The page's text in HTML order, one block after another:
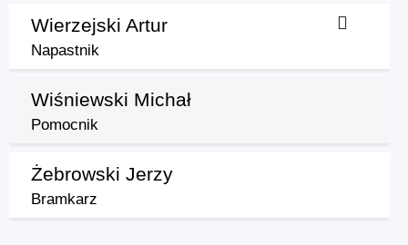
Wierzejski Artur
Napastnik
Wiśniewski Michał
Pomocnik
Żebrowski Jerzy
Bramkarz